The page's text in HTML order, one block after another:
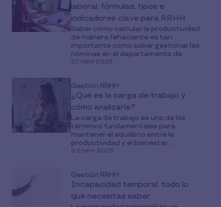
laboral: fórmulas, tipos e
indicadores clave para RRHH
Saber cómo calcular la productividad
de manera fehaciente es tan
importante como saber gestionar las
nóminas en el departamento de...
27 Abril 2026
Gestión RRHH
¿Qué es la carga de trabajo y
cómo analizarla?
La carga de trabajo es uno de los
términos fundamentales para
mantener el equilibrio entre la
productividad y el bienestar...
9 Enero 2025
Gestión RRHH
Incapacidad temporal: todo lo
que necesitas saber